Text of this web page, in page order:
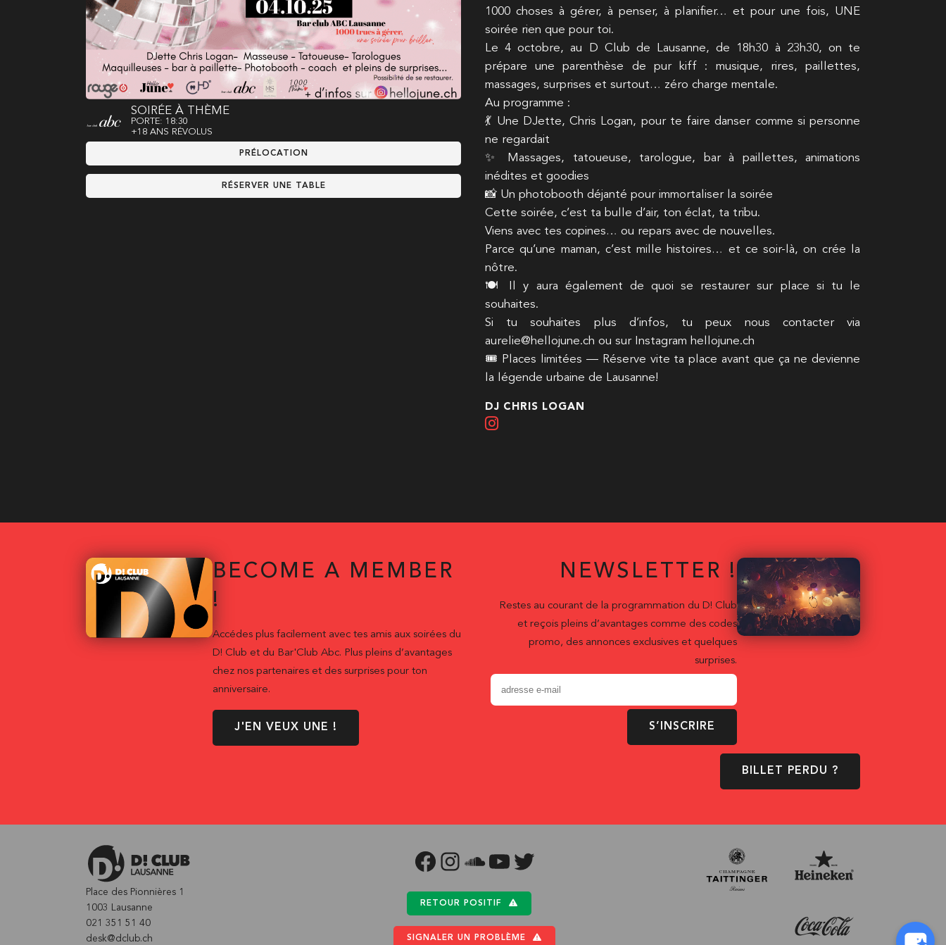
SOIRÉE À THÈME
PORTE: 18:30
+18 ANS RÉVOLUS
PRÉLOCATION
RÉSERVER UNE TABLE
1000 choses à gérer, à penser, à planifier… et pour une fois, UNE
soirée rien que pour toi.
Le 4 octobre, au D Club de Lausanne, de 18h30 à 23h30, on te
prépare une parenthèse de pur kiff : musique, rires, paillettes,
massages, surprises et surtout… zéro charge mentale.
Au programme :
💃 Une DJette, Chris Logan, pour te faire danser comme si personne
ne regardait
✨ Massages, tatoueuse, tarologue, bar à paillettes, animations
inédites et goodies
📸 Un photobooth déjanté pour immortaliser la soirée
Cette soirée, c’est ta bulle d’air, ton éclat, ta tribu.
Viens avec tes copines… ou repars avec de nouvelles.
Parce qu’une maman, c’est mille histoires… et ce soir-là, on crée la
nôtre.
🍽 Il y aura également de quoi se restaurer sur place si tu le
souhaites.
Si tu souhaites plus d’infos, tu peux nous contacter via
aurelie@hellojune.ch ou sur Instagram hellojune.ch
🎟 Places limitées — Réserve vite ta place avant que ça ne devienne
la légende urbaine de Lausanne!
DJ CHRIS LOGAN
BECOME A MEMBER
!
Accédes plus facilement avec tes amis aux soirées du
D! Club et du Bar'Club Abc. Plus pleins d’avantages
chez nos partenaires et des surprises pour ton
anniversaire.
J'EN VEUX UNE !
NEWSLETTER !
Restes au courant de la programmation du D! Club
et reçois pleins d’avantages comme des codes
promo, des annonces exclusives et quelques
surprises.
S’INSCRIRE
BILLET PERDU ?
Place des Pionnières 1
1003 Lausanne
021 351 51 40
desk@dclub.ch
FACEBOOKINSTAGRAM
SOUNDCLOUD
YOUTUBETWITTER
RETOUR POSITIF
SIGNALER UN PROBLÈME